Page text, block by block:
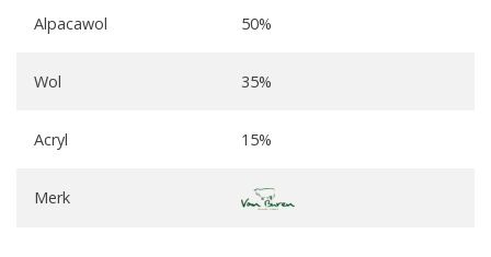
Alpacawol 50%
Wol 35%
Acryl 15%
Merk